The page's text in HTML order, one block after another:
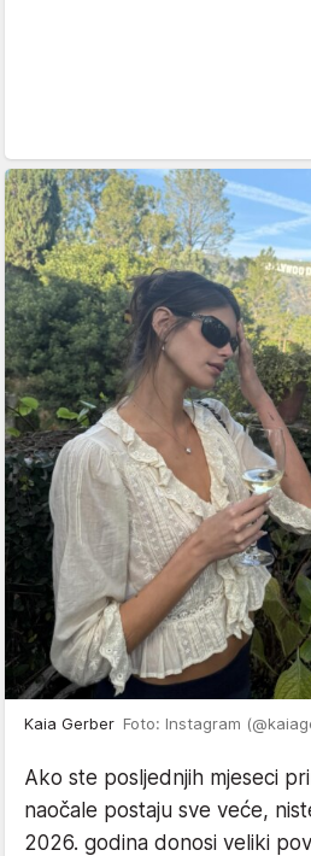
Kaia Gerber Foto: Instagram
Ako ste posljednjih mjeseci
naočale postaju sve veće,
2026. godina donosi veliki